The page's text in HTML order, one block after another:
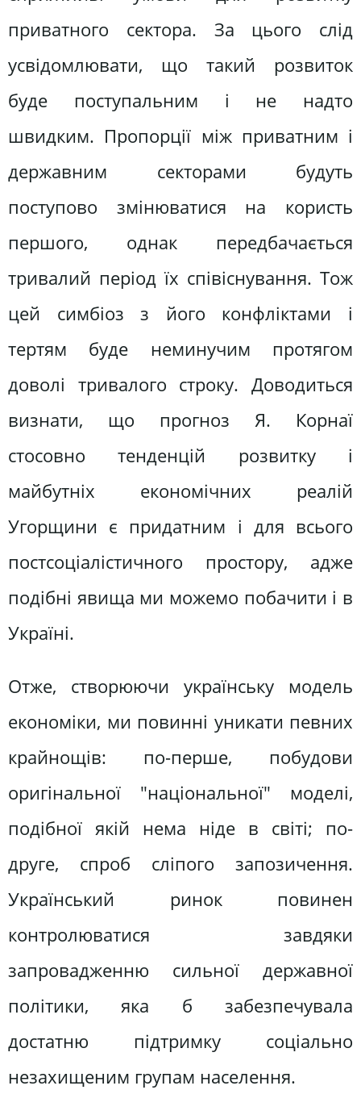
приватного сектора. За цього слід
усвідомлювати, що такий розвиток
буде поступальним і не надто
швидким. Пропорції між приватним і
державним секторами будуть
поступово змінюватися на користь
першого, однак передбачається
тривалий період їх співіснування. Тож
цей симбіоз з його конфліктами і
тертям буде неминучим протягом
доволі тривалого строку. Доводиться
визнати, що прогноз Я. Корнаї
стосовно тенденцій розвитку і
майбутніх економічних реалій
Угорщини є придатним і для всього
постсоціалістичного простору, адже
подібні явища ми можемо побачити і в
Україні.
Отже, створюючи українську модель
економіки, ми повинні уникати певних
крайнощів: по-перше, побудови
оригінальної "національної" моделі,
подібної якій нема ніде в світі; по-
друге, спроб сліпого запозичення.
Український ринок повинен
контролюватися завдяки
запровадженню сильної державної
політики, яка б забезпечувала
достатню підтримку соціально
незахищеним групам населення.